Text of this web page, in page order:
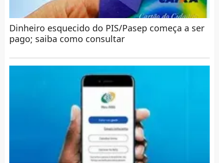
Dinheiro esquecido do PIS/Pasep começa a ser
pago; saiba como consultar